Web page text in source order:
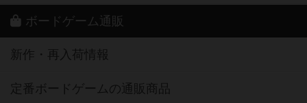
ボードゲーム通販
新作・再入荷情報
定番ボードゲームの通販商品